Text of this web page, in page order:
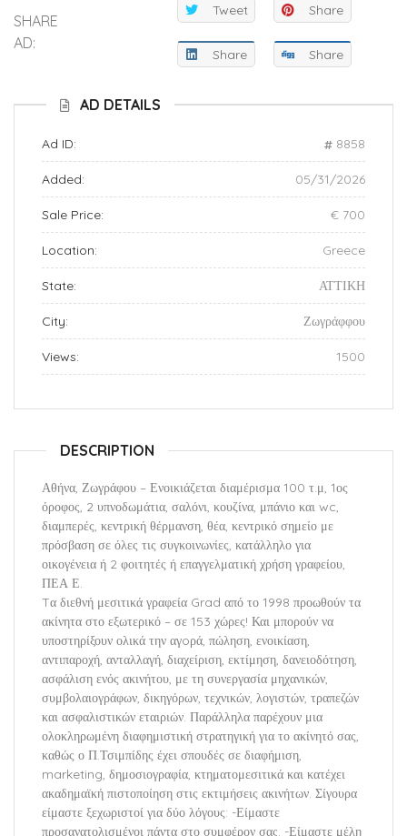
SHARE
AD:
Tweet Share
Share Share
AD DETAILS
Ad ID: 8858
Added: 05/31/2026
Sale Price: € 700
Location: Greece
State: ΑΤΤΙΚΗ
City: Ζωγράφφου
Views: 1500
DESCRIPTION
Αθήνα, Ζωγράφου – Ενοικιάζεται διαμέρισμα 100 τ.μ, 1ος
όροφος, 2 υπνοδωμάτια, σαλόνι, κουζίνα, μπάνιο και wc,
διαμπερές, κεντρική θέρμανση, θέα, κεντρικό σημείο με
πρόσβαση σε όλες τις συγκοινωνίες, κατάλληλο για
οικογένεια ή 2 φοιτητές ή επαγγελματική χρήση γραφείου,
ΠΕΑ Ε.
Tα διεθνή μεσιτικά γραφεία Grad από το 1998 προωθούν τα
ακίνητα στο εξωτερικό – σε 153 χώρες! Και μπορούν να
υποστηρίξουν ολικά την αγoρά, πώληση, ενοικίαση,
αντιπαροχή, ανταλλαγή, διαχείριση, εκτίμηση, δανειοδότηση,
ασφάλιση ενός ακινήτου, με τη συνεργασία μηχανικών,
συμβολαιογράφων, δικηγόρων, τεχνικών, λογιστών, τραπεζών
και ασφαλιστικών εταιριών. Παράλληλα παρέχουν μια
ολοκληρωμένη διαφημιστική στρατηγική για το ακίνητό σας,
καθώς ο Π.Τσιμπίδης έχει σπουδές σε διαφήμιση,
marketing, δημοσιογραφία, κτηματομεσιτικά και κατέχει
ακαδημαϊκή πιστοποίηση στις εκτιμήσεις ακινήτων. Σίγουρα
είμαστε ξεχωριστοί για δύο λόγους: -Είμαστε
προσανατολισμένοι πάντα στο συμφέρον σας. -Είμαστε μέλη